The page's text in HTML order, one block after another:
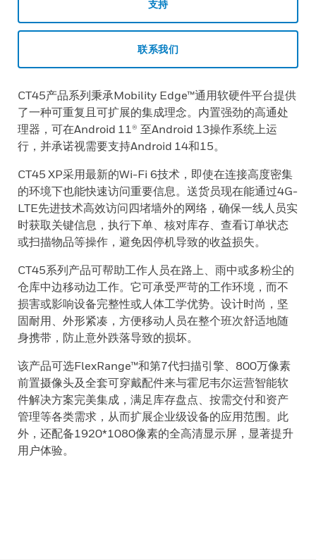
支持
联系我们
CT45产品系列秉承Mobility Edge™通用软硬件平台提供
了一种可重复且可扩展的集成理念。内置强劲的高通处
理器，可在Android 11® 至Android 13操作系统上运
行，并承诺视需要支持Android 14和15。
CT45 XP采用最新的Wi-Fi 6技术，即使在连接高度密集
的环境下也能快速访问重要信息。送货员现在能通过4G-
LTE先进技术高效访问四堵墙外的网络，确保一线人员实
时获取关键信息，执行下单、核对库存、查看订单状态
或扫描物品等操作，避免因停机导致的收益损失。
CT45系列产品可帮助工作人员在路上、雨中或多粉尘的
仓库中边移动边工作。它可承受严苛的工作环境，而不
损害或影响设备完整性或人体工学优势。设计时尚，坚
固耐用、外形紧凑，方便移动人员在整个班次舒适地随
身携带，防止意外跌落导致的损坏。
该产品可选FlexRange™和第7代扫描引擎、800万像素
前置摄像头及全套可穿戴配件来与霍尼韦尔运营智能软
件解决方案完美集成，满足库存盘点、按需交付和资产
管理等各类需求，从而扩展企业级设备的应用范围。此
外，还配备1920*1080像素的全高清显示屏，显著提升
用户体验。